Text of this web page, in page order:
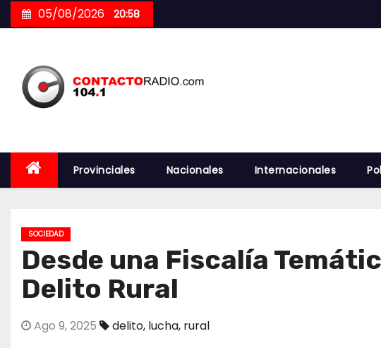
to
05/08/2026 20:58
Provinciales Nacionales Internacionales
SOCIEDAD
Desde una Fiscalía
Delito Rural
Ago 9, 2025 delito, lucha, rural